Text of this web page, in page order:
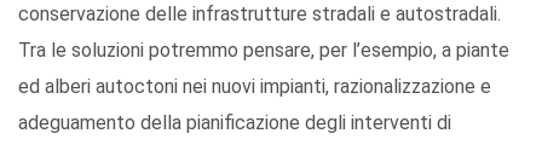
conservazione delle infrastrutture stradali e autostradali.
Tra le soluzioni potremmo pensare, per l’esempio, a piante
ed alberi autoctoni nei nuovi impianti, razionalizzazione e
adeguamento della pianificazione degli interventi di